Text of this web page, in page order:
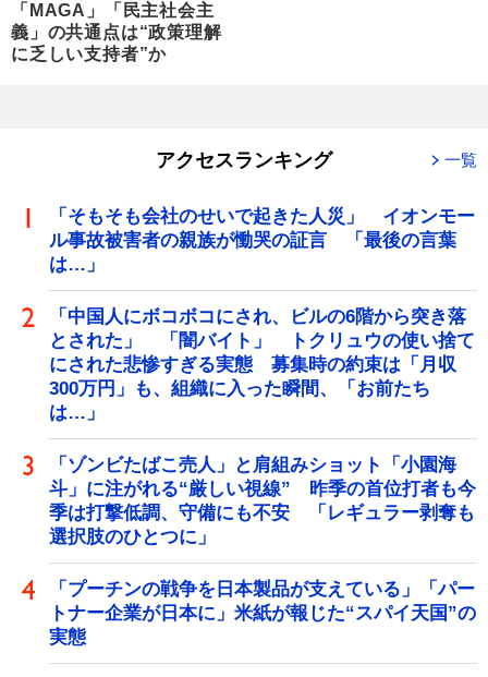
「MAGA」「民主社会主
義」の共通点は“政策理解
に乏しい支持者”か
アクセスランキング 一覧
「そもそも会社のせいで起きた人災」 イオンモー
ル事故被害者の親族が慟哭の証言 「最後の言葉
は…」
「中国人にボコボコにされ、ビルの6階から突き落
とされた」 「闇バイト」 トクリュウの使い捨て
にされた悲惨すぎる実態 募集時の約束は「月収
300万円」も、組織に入った瞬間、「お前たち
は…」
「ゾンビたばこ売人」と肩組みショット「小園海
斗」に注がれる“厳しい視線” 昨季の首位打者も今
季は打撃低調、守備にも不安 「レギュラー剥奪も
選択肢のひとつに」
「プーチンの戦争を日本製品が支えている」「パー
トナー企業が日本に」米紙が報じた“スパイ天国”の
実態